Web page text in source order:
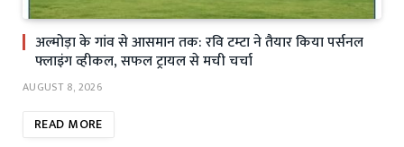
अल्मोड़ा के गांव से आसमान तक: रवि टम्टा ने तैयार किया पर्सनल
फ्लाइंग व्हीकल, सफल ट्रायल से मची चर्चा
AUGUST 8, 2026
READ MORE